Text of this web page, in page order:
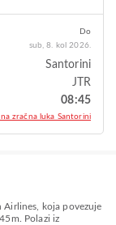
Do
sub, 8. kol 2026.
Santorini
JTR
08:45
zračna luka Santorini
Airlines , koja povezuje
. Polazi iz